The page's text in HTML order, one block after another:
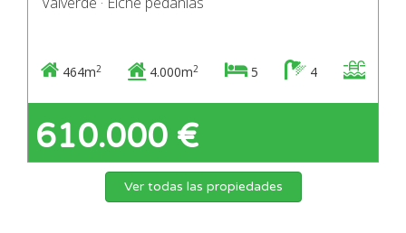
464m2 4.000m2 5 4
610.000 €
Ver todas las propiedades